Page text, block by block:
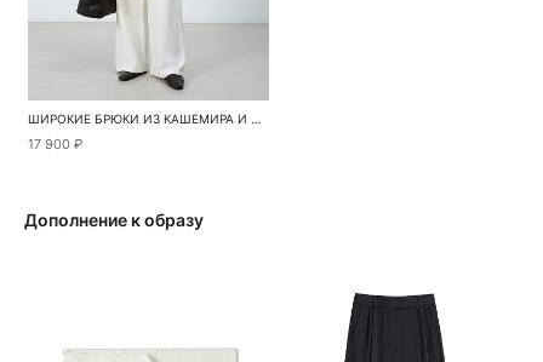
ШИРОКИЕ БРЮКИ ИЗ КАШЕМИРА И ШЕРСТИ
17 900 ₽
Дополнение к образу